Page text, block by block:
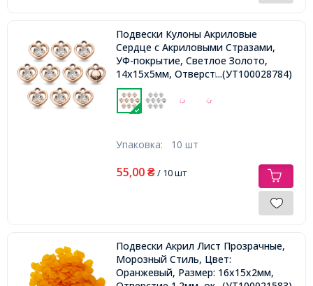
Подвески Кулоны Акриловые
Сердце с Акриловыми Стразами,
УФ-покрытие, Светлое Золото,
14х15х5мм, Отверстие 1.8мм,
...(УТ100028784)
Упаковка: 10 шт
55,00 ₴/ 10 шт
Подвески Акрил Лист Прозрачные,
Морозный Стиль, Цвет:
Оранжевый, Размер: 16х15х2мм,